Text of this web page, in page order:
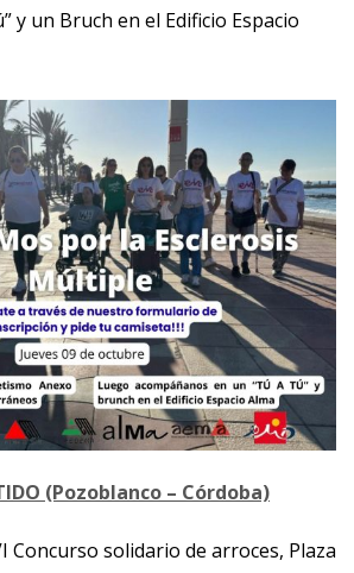
y un Bruch en el Edificio Espacio
(Pozoblanco – Córdoba)
Concurso solidario de arroces, Plaza